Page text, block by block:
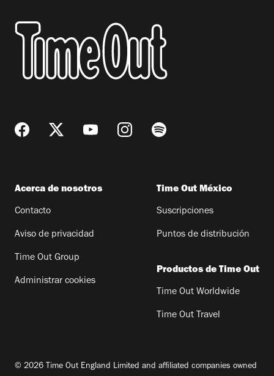
Acerca de nosotros
Contacto
Aviso de privacidad
Time Out Group
Administrar cookies
Time Out México
Suscripciones
Puntos de distribución
Productos de Time Out
Time Out Worldwide
Time Out Travel
© 2026 Time Out England Limited and affiliated companies owned